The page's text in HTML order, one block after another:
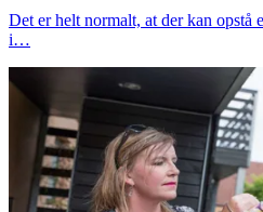
Det er helt normalt, at der kan
i…